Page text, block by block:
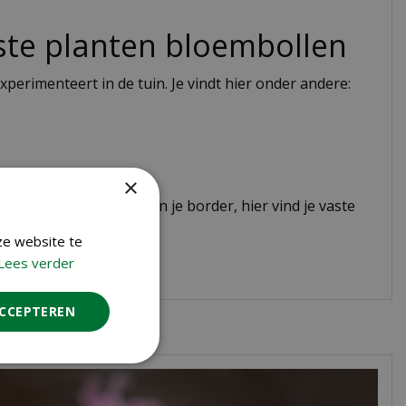
planten bloembollen
in de tuin. Je vindt hier onder andere:
subtiel meebeweegt in je border, hier vind je vaste
×
website te
verder